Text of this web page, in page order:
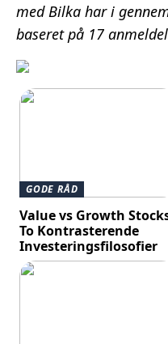
med Bilka har i
baseret på 17
GODE RÅD
Value vs Growth
To Kontrasterende
Investeringsfilosofier